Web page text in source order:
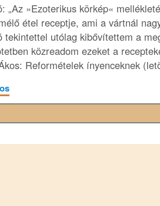
„Az »Ezoterikus körkép«
étel receptje, ami a vártnál
tekintettel utólag kibővítettem a
közreadom ezeket a
Reformételek ínyenceknek